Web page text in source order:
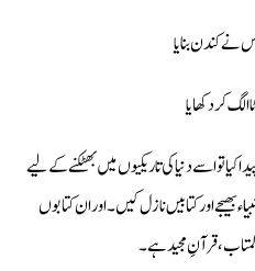
کندن بنایا
الگ کر دکھایا
تو اسے دنیا کی تاریکیوں میں بھٹکنے کے لیے
بھیجے اور کتابیں نازل کیں۔ اور ان کتابوں
قرآنِ مجید ہے۔